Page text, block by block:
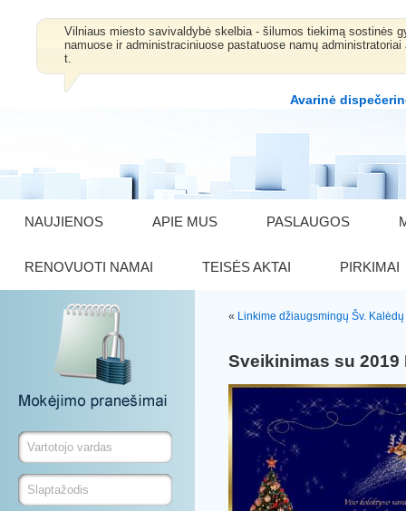
Vilniaus miesto savivaldybė skelbia - šilumos tiekimą sostinės
namuose ir administraciniuose pastatuose namų
t.
Avarinė
NAUJIENOS APIE MUS PASLAUGOS
RENOVUOTI NAMAI TEISĖS AKTAI PIRKIMAI
« Linkime džiaugsmingų Šv.
Sveikinimas su 2019